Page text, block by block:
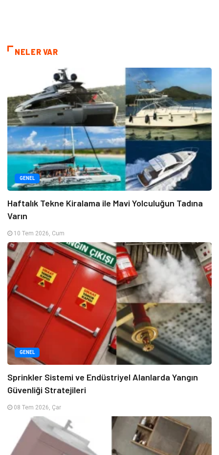
NELER VAR
GENEL
Haftalık Tekne Kiralama ile Mavi Yolculuğun Tadına
Varın
10 Tem 2026, Cum
GENEL
Sprinkler Sistemi ve Endüstriyel Alanlarda Yangın
Güvenliği Stratejileri
08 Tem 2026, Çar